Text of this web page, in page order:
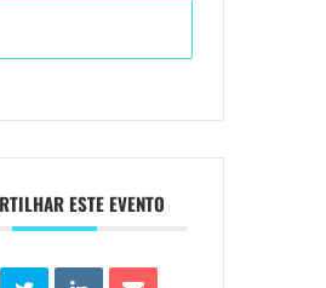
ESTE EVENTO